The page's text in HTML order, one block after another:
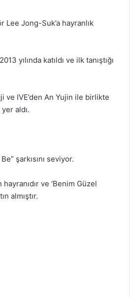
Lee Jong-Suk’a hayranlık
yılında katıldı ve ilk tanıştığı
ve IVE’den An Yujin ile birlikte
aldı.
şarkısını seviyor.
hayranıdır ve ‘Benim Güzel
almıştır.